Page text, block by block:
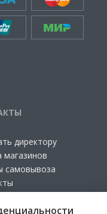
директору
магазинов
самовывоза